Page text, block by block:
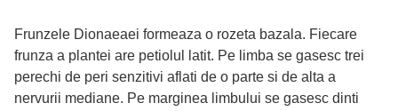
Frunzele Dionaeaei formeaza o rozeta bazala. Fiecare
frunza a plantei are petiolul latit. Pe limba se gasesc trei
perechi de peri senzitivi aflati de o parte si de alta a
nervurii mediane. Pe marginea limbului se gasesc dinti